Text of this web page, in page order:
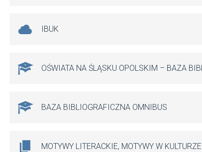
IBUK
OŚWIATA NA ŚLĄSKU OPOLSKIM – BAZA
BAZA BIBLIOGRAFICZNA OMNIBUS
MOTYWY LITERACKIE, MOTYWY W KULTURZE